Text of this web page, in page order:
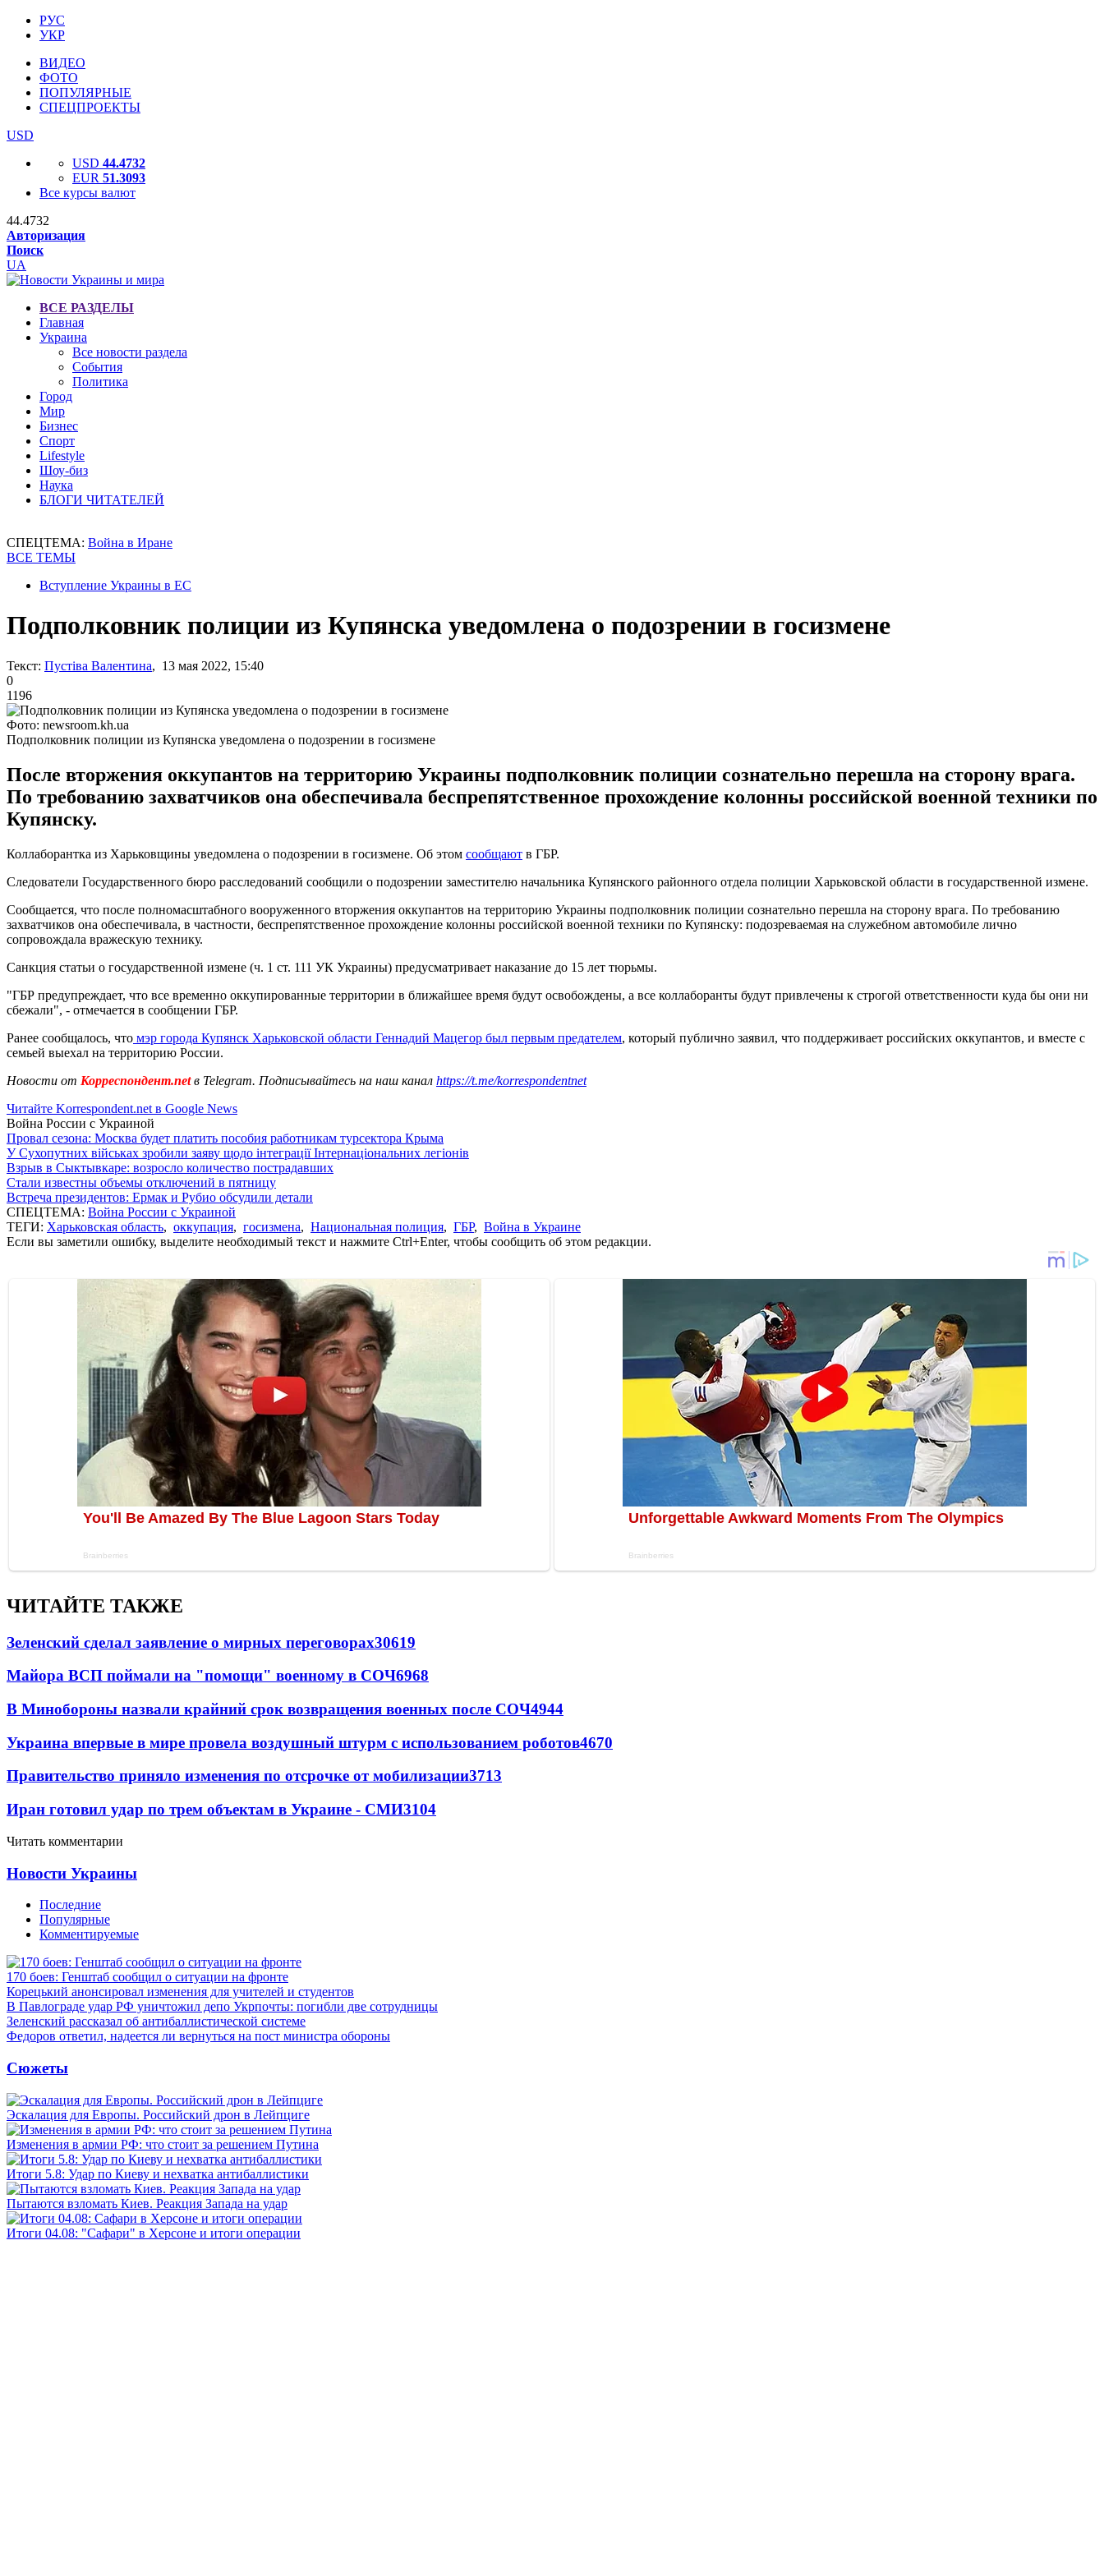
РУС
УКР
ВИДЕО
ФОТО
ПОПУЛЯРНЫЕ
СПЕЦПРОЕКТЫ
USD
USD 44.4732
EUR 51.3093
Все курсы валют
44.4732
Авторизация
Поиск
UA
ВСЕ РАЗДЕЛЫ
Главная
Украина
Все новости раздела
События
Политика
Город
Мир
Бизнес
Спорт
Lifestyle
Шоу-биз
Наука
БЛОГИ ЧИТАТЕЛЕЙ
СПЕЦТЕМА: Война в Иране
ВСЕ ТЕМЫ
Вступление Украины в ЕС
Подполковник полиции из Купянска уведомлена о подозрении в госизмене
Текст: Пустіва Валентина, 13 мая 2022, 15:40
0
1196
Фото: newsroom.kh.ua
Подполковник полиции из Купянска уведомлена о подозрении в госизмене
После вторжения оккупантов на территорию Украины подполковник полиции сознательно перешла на сторону врага.
По требованию захватчиков она обеспечивала беспрепятственное прохождение колонны российской военной техники по
Купянску.
Коллаборантка из Харьковщины уведомлена о подозрении в госизмене. Об этом сообщают в ГБР.
Следователи Государственного бюро расследований сообщили о подозрении заместителю начальника Купянского районного отдела полиции Харьковской области в государственной измене.
Сообщается, что после полномасштабного вооруженного вторжения оккупантов на территорию Украины подполковник полиции сознательно перешла на сторону врага. По требованию
захватчиков она обеспечивала, в частности, беспрепятственное прохождение колонны российской военной техники по Купянску: подозреваемая на служебном автомобиле лично
сопровождала вражескую технику.
Санкция статьи о государственной измене (ч. 1 ст. 111 УК Украины) предусматривает наказание до 15 лет тюрьмы.
"ГБР предупреждает, что все временно оккупированные территории в ближайшее время будут освобождены, а все коллаборанты будут привлечены к строгой ответственности куда бы они ни
сбежали", - отмечается в сообщении ГБР.
Ранее сообщалось, что мэр города Купянск Харьковской области Геннадий Мацегор был первым предателем, который публично заявил, что поддерживает российских оккупантов, и вместе с
семьей выехал на территорию России.
Новости от Корреспондент.netв Telegram. Подписывайтесь на наш канал https://t.me/korrespondentnet
Читайте Korrespondent.net в Google News
Война России с Украиной
Провал сезона: Москва будет платить пособия работникам турсектора Крыма
У Сухопутних військах зробили заяву щодо інтеграції Інтернаціональних легіонів
Взрыв в Сыктывкаре: возросло количество пострадавших
Стали известны объемы отключений в пятницу
Встреча президентов: Ермак и Рубио обсудили детали
СПЕЦТЕМА: Война России с Украиной
ТЕГИ: Харьковская область, оккупация, госизмена, Национальная полиция, ГБР, Война в Украине
Если вы заметили ошибку, выделите необходимый текст и нажмите Ctrl+Enter, чтобы сообщить об этом редакции.
ЧИТАЙТЕ ТАКЖЕ
Зеленский сделал заявление о мирных переговорах30619
Майора ВСП поймали на "помощи" военному в СОЧ6968
В Минобороны назвали крайний срок возвращения военных после СОЧ4944
Украина впервые в мире провела воздушный штурм с использованием роботов4670
Правительство приняло изменения по отсрочке от мобилизации3713
Иран готовил удар по трем объектам в Украине - СМИ3104
Читать комментарии
Новости Украины
Последние
Популярные
Комментируемые
170 боев: Генштаб сообщил о ситуации на фронте
Корецький анонсировал изменения для учителей и студентов
В Павлограде удар РФ уничтожил депо Укрпочты: погибли две сотрудницы
Зеленский рассказал об антибаллистической системе
Федоров ответил, надеется ли вернуться на пост министра обороны
Сюжеты
Эскалация для Европы. Российский дрон в Лейпциге
Изменения в армии РФ: что стоит за решением Путина
Итоги 5.8: Удар по Киеву и нехватка антибаллистики
Пытаются взломать Киев. Реакция Запада на удар
Итоги 04.08: "Сафари" в Херсоне и итоги операции